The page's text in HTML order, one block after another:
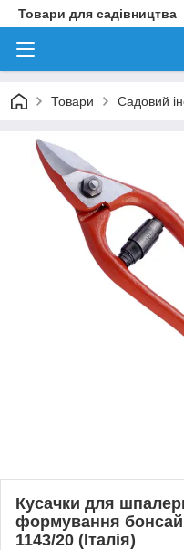
Товари для садівництва
Товари Садовий
Кусачки для
формування бонсай
1143/20 (Італія)